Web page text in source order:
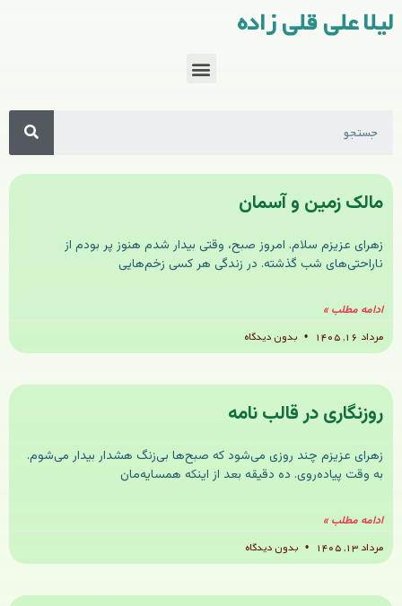
لیلا علی قلی زاده
مالک زمین و آسمان
زهرای عزیزم سلام. امروز صبح، وقتی بیدار شدم هنوز پر بودم از
ناراحتی‌های شب گذشته. در زندگی هر کسی زخم‌هایی
ادامه مطلب »
مرداد ۱۶, ۱۴۰۵
بدون دیدگاه
روزنگاری در قالب نامه
زهرای عزیزم چند روزی می‌شود که صبح‌ها بی‌زنگ هشدار بیدار می‌شوم.
به وقت پیاده‌روی. ده دقیقه بعد از اینکه همسایه‌مان
ادامه مطلب »
مرداد ۱۳, ۱۴۰۵
بدون دیدگاه